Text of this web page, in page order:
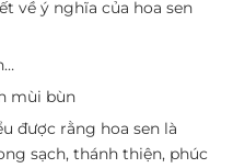
về ý nghĩa của hoa sen
mùi bùn
được rằng hoa sen là
sạch, thánh thiện, phúc